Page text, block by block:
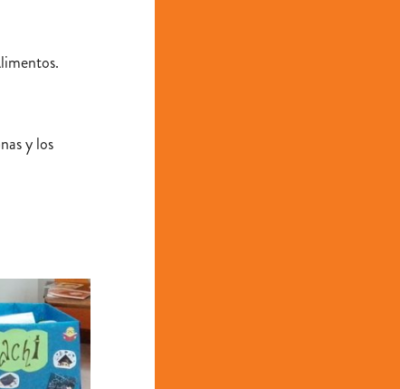
y los